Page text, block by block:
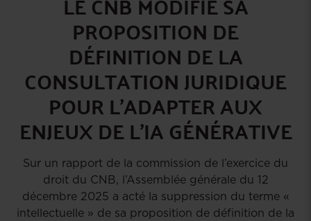
PROPOSITION DE
DÉFINITION DE LA
CONSULTATION JURIDIQUE
POUR L’ADAPTER AUX
ENJEUX DE L’IA GÉNÉRATIVE
Sur un rapport de la commission de l’exercice du
droit du CNB, l’Assemblée générale du 12
décembre 2025 a acté la suppression du terme «
intellectuelle » de sa proposition de définition de la